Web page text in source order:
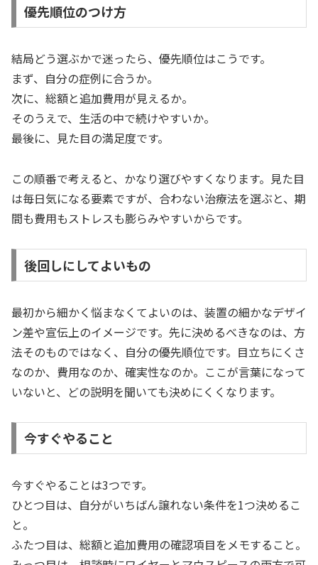
優先順位のつけ方
結局どう選ぶかで迷ったら、優先順位はこうです。
まず、自分の症例に合うか。
次に、総額と追加費用が見えるか。
そのうえで、生活の中で続けやすいか。
最後に、見た目の満足度です。
この順番で考えると、かなり選びやすくなります。見た目
は毎日気になる要素ですが、合わない治療法を選ぶと、期
間も費用もストレスも膨らみやすいからです。
後回しにしてよいもの
最初から細かく悩まなくてよいのは、装置の細かなデザイ
ン差や宣伝上のイメージです。先に決めるべきなのは、方
法そのものではなく、自分の優先順位です。目立ちにくさ
なのか、費用なのか、確実性なのか。ここが言葉になって
いないと、どの説明を聞いても決めにくくなります。
今すぐやること
今すぐやることは3つです。
ひとつ目は、自分がいちばん譲れない条件を1つ決めるこ
と。
ふたつ目は、総額と追加費用の確認項目をメモすること。